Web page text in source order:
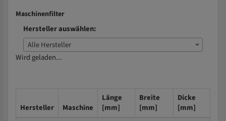
Maschinenfilter
Hersteller auswählen:
Alle Hersteller
Wird geladen...
Hersteller Maschine
Länge
[mm]
Breite
[mm]
Dicke
[mm]